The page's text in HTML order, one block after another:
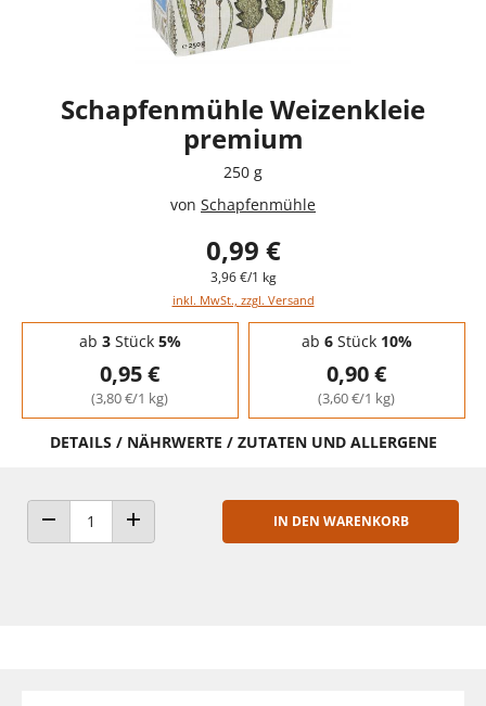
Schapfenmühle Weizenkleie
premium
250 g
von Schapfenmühle
0,99 €
3,96 €/1 kg
inkl. MwSt., zzgl. Versand
Staffelpreise - Mengenrabatt
ab 3Stück 5%
0,95 €
(3,80 €/1 kg)
ab 6Stück 10%
0,90 €
(3,60 €/1 kg)
DETAILS / NÄHRWERTE / ZUTATEN UND ALLERGENE
ANZAHL VERRINGERNANZAHL ERHÖHEN
IN DEN WARENKORB